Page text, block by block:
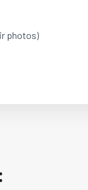
photos)